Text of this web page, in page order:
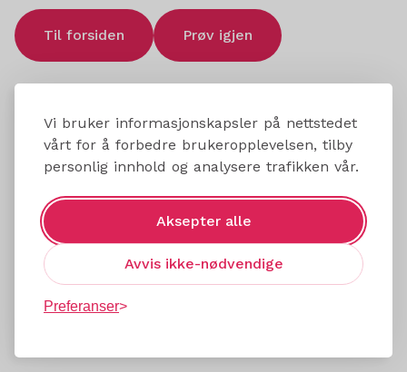
Vi bruker informasjonskapsler på nettstedet
vårt for å forbedre brukeropplevelsen, tilby
personlig innhold og analysere trafikken vår.
Aksepter alle
Avvis ikke-nødvendige
Preferanser
Til forsiden Prøv igjen